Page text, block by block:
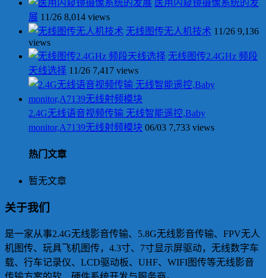
医用内窥镜摄像系统的发
展 11/26 8,014 views
无线图传无人机技术 11/26 9,136
views
无线图传2.4GHz 频段
天线选择 11/26 7,417 views
2.4G无线语音视频传输 无线智能遥控,Baby
monitor,A7139无线射频模块 06/03 7,733 views
热门文章
暂无文章
关于我们
是一家从事2.4G无线影音传输、5.8G无线影音传输、FPV无人
机图传、玩具飞机图传，4.3寸、7寸显示屏驱动，无线数字车
载、行车记录仪、LCD驱动板、UHF、WIFI图传等无线影音